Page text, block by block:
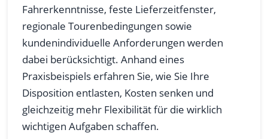
Fahrerkenntnisse, feste Lieferzeitfenster,
regionale Tourenbedingungen sowie
kundenindividuelle Anforderungen werden
dabei berücksichtigt. Anhand eines
Praxisbeispiels erfahren Sie, wie Sie Ihre
Disposition entlasten, Kosten senken und
gleichzeitig mehr Flexibilität für die wirklich
wichtigen Aufgaben schaffen.